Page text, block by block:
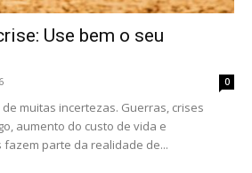
Use bem o seu
0
muitas incertezas. Guerras, crises
aumento do custo de vida e
parte da realidade de...